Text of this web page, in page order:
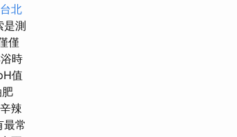
北
是測
僅
時
值
辣
最常